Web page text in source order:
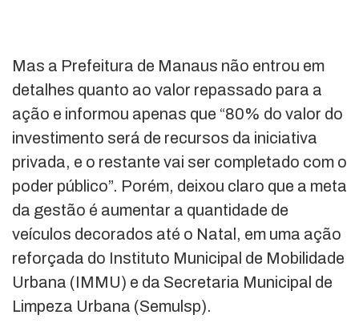
Mas a Prefeitura de Manaus não entrou em
detalhes quanto ao valor repassado para a
ação e informou apenas que “80% do valor do
investimento será de recursos da iniciativa
privada, e o restante vai ser completado com o
poder público”. Porém, deixou claro que a meta
da gestão é aumentar a quantidade de
veículos decorados até o Natal, em uma ação
reforçada do Instituto Municipal de Mobilidade
Urbana (IMMU) e da Secretaria Municipal de
Limpeza Urbana (Semulsp).